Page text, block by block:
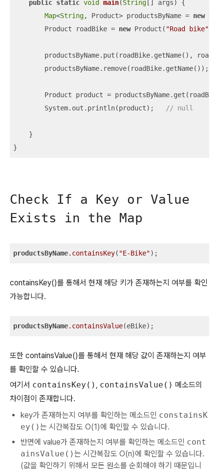
public static void main(String [] args )
{
Map<String, Product> productsByName = new
        Product roadBike =
new Product( "Road bike"
productsByName.put(roadBike.getName(),
        productsByName.remove(roadBike.getName());
Product product =
        System.out.println(product);
// null
    }
}
Check If a Key or Value
Exists in the Map
productsByName.containsKey( "E-Bike");
containsKey()를 통해서 현재 해당 키가 존재하는지 여부를 확인
가능합니다.
productsByName.containsValue(eBike);
또한 containsValue()를 통해서 현재 해당 값이 존재하는지 여부
를 확인할 수 있습니다.
여기서 containsKey() , containsValue() 메소드의
차이점이 존재합니다.
key가 존재하는지 여부를 확인하는 메소드인 constainsK
ey()는 시간복잡도 O(1)에 확인할 수 있습니다.
반면에 value가 존재하는지 여부를 확인하는 메소드인 cont
ainsValue()는 시간복잡도 O(n)에 확인할 수 있습니다.
(값을 확인하기 위해서 모든 원소를 순회해야 하기 때문입니